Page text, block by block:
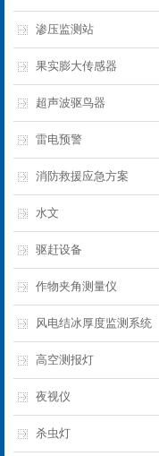
渗压监测站
果实膨大传感器
超声波驱鸟器
雷电预警
消防救援应急方案
水文
驱赶设备
作物夹角测量仪
风电结冰厚度监测系统
高空测报灯
夜视仪
杀虫灯